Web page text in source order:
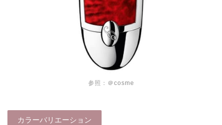
参照： ＠cosme
カラーバリエーション